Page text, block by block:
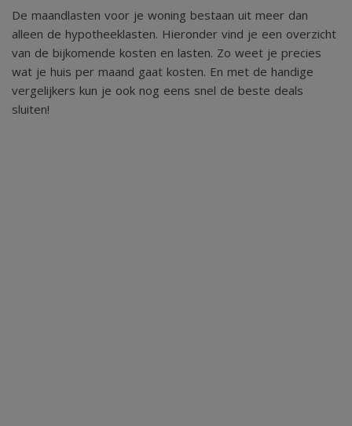
De maandlasten voor je woning bestaan uit meer dan
alleen de hypotheeklasten. Hieronder vind je een overzicht
van de bijkomende kosten en lasten. Zo weet je precies
wat je huis per maand gaat kosten. En met de handige
vergelijkers kun je ook nog eens snel de beste deals
sluiten!